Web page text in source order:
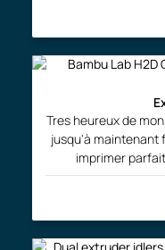
Tres heureux de mon choix. Au dela de
jusqu'à maintenant
imprimer